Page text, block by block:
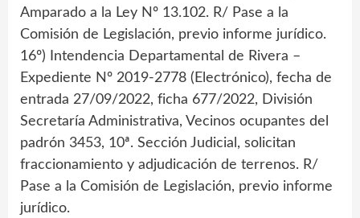
Amparado a la Ley Nº 13.102. R/ Pase a la
Comisión de Legislación, previo informe jurídico.
16º) Intendencia Departamental de Rivera –
Expediente Nº 2019-2778 (Electrónico), fecha de
entrada 27/09/2022, ficha 677/2022, División
Secretaría Administrativa, Vecinos ocupantes del
padrón 3453, 10ª. Sección Judicial, solicitan
fraccionamiento y adjudicación de terrenos. R/
Pase a la Comisión de Legislación, previo informe
jurídico.